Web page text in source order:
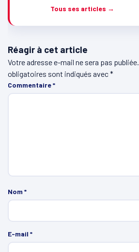
Tous ses articles →
Réagir à cet article
Votre adresse e-mail ne sera pas publiée.
obligatoires sont indiqués avec*
Commentaire*
Nom *
E-mail *